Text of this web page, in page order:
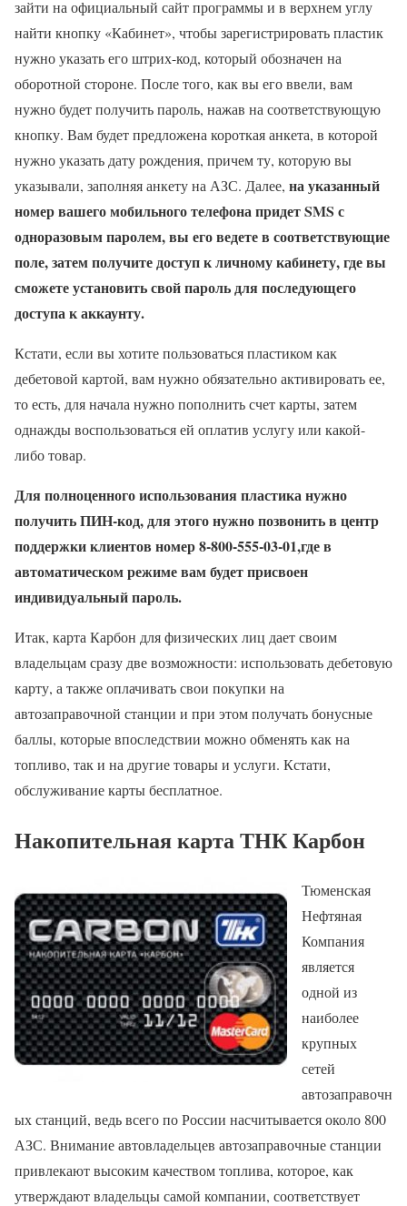
зайти на официальный сайт программы и в верхнем углу
найти кнопку «Кабинет», чтобы зарегистрировать пластик
нужно указать его штрих-код, который обозначен на
оборотной стороне. После того, как вы его ввели, вам
нужно будет получить пароль, нажав на соответствующую
кнопку. Вам будет предложена короткая анкета, в которой
нужно указать дату рождения, причем ту, которую вы
указывали, заполняя анкету на АЗС. Далее, на указанный
номер вашего мобильного телефона придет SMS с
одноразовым паролем, вы его ведете в соответствующие
поле, затем получите доступ к личному кабинету, где вы
сможете установить свой пароль для последующего
доступа к аккаунту.
Кстати, если вы хотите пользоваться пластиком как
дебетовой картой, вам нужно обязательно активировать ее,
то есть, для начала нужно пополнить счет карты, затем
однажды воспользоваться ей оплатив услугу или какой-
либо товар.
Для полноценного использования пластика нужно
получить ПИН-код, для этого нужно позвонить в центр
поддержки клиентов номер 8-800-555-03-01,где в
автоматическом режиме вам будет присвоен
индивидуальный пароль.
Итак, карта Карбон для физических лиц дает своим
владельцам сразу две возможности: использовать дебетовую
карту, а также оплачивать свои покупки на
автозаправочной станции и при этом получать бонусные
баллы, которые впоследствии можно обменять как на
топливо, так и на другие товары и услуги. Кстати,
обслуживание карты бесплатное.
Накопительная карта ТНК Карбон
Тюменская
Нефтяная
Компания
является
одной из
наиболее
крупных
сетей
автозаправочн
ых станций, ведь всего по России насчитывается около 800
АЗС. Внимание автовладельцев автозаправочные станции
привлекают высоким качеством топлива, которое, как
утверждают владельцы самой компании, соответствует